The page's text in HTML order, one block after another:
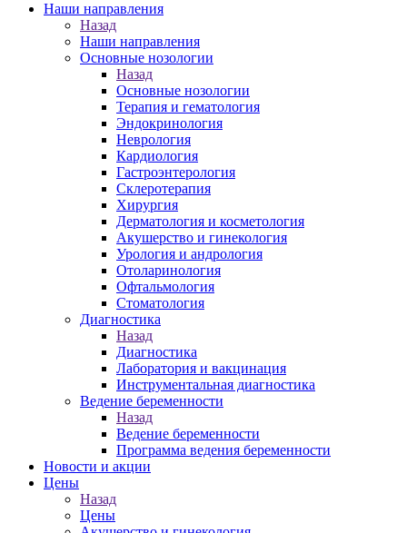
Наши направления
Назад
Наши направления
Основные нозологии
Назад
Основные нозологии
Терапия и гематология
Эндокринология
Неврология
Кардиология
Гастроэнтерология
Склеротерапия
Хирургия
Дерматология и косметология
Акушерство и гинекология
Урология и андрология
Отоларинология
Офтальмология
Стоматология
Диагностика
Назад
Диагностика
Лаборатория и вакцинация
Инструментальная диагностика
Ведение беременности
Назад
Ведение беременности
Программа ведения беременности
Новости и акции
Цены
Назад
Цены